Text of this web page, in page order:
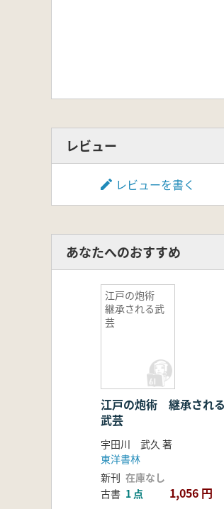
レビュー
レビューを書く
あなたへのおすすめ
江戸の炮術
継承される武
芸
江戸の炮術 継承される
武芸
宇田川 武久 著
東洋書林
新刊 在庫なし
古書 1 点 1,056 円